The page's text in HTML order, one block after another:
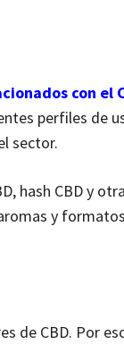
con el
perfiles de
sector.
hash CBD y
y
de CBD. Por